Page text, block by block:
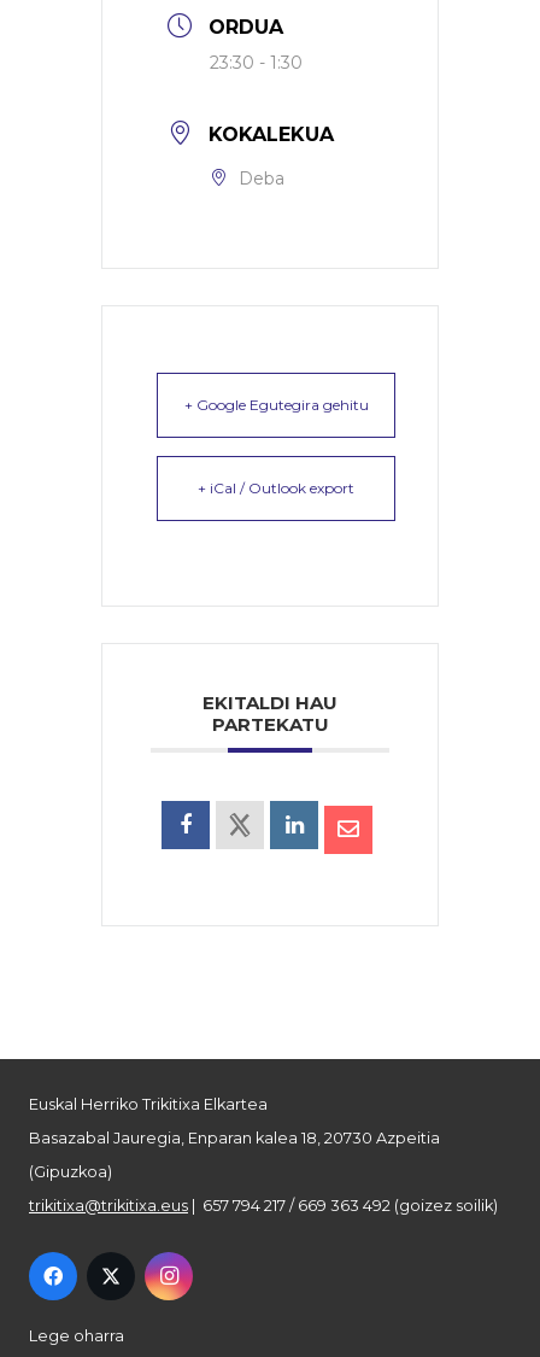
ORDUA
23:30 - 1:30
KOKALEKUA
Deba
+ Google Egutegira gehitu
+ iCal / Outlook export
EKITALDI HAU
PARTEKATU
Euskal Herriko Trikitixa Elkartea
Basazabal Jauregia, Enparan kalea 18, 20730 Azpeitia
(Gipuzkoa)
trikitixa@trikitixa.eus | 657 794 217 / 669 363 492 (goizez soilik)
Lege oharra